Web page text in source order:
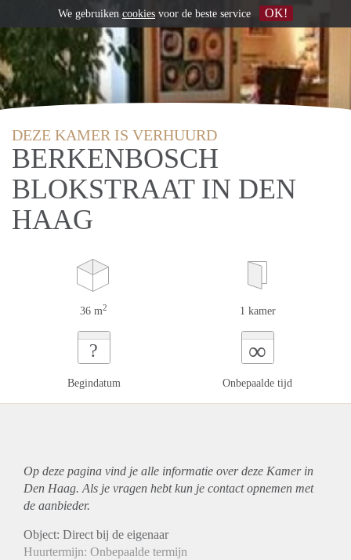
DEZE KAMER IS VERHUURD
BERKENBOSCH
BLOKSTRAAT IN DEN
HAAG
36 m2 1 kamer
?
Begindatum
∞
Onbepaalde tijd
Op deze pagina vind je alle informatie over deze Kamer in
Den Haag. Als je vragen hebt kun je contact opnemen met
de aanbieder.
Object: Direct bij de eigenaar
Huurtermijn: Onbepaalde termijn
We gebruiken cookies voor de beste service OK!